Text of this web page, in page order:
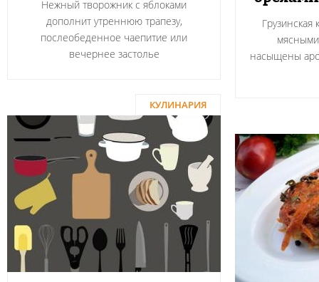
Нежный творожник с яблоками
дополнит утреннюю трапезу,
послеобеденное чаепитие или
вечернее застолье
Грузинская
насыщены
КУЛИНАРИЯ